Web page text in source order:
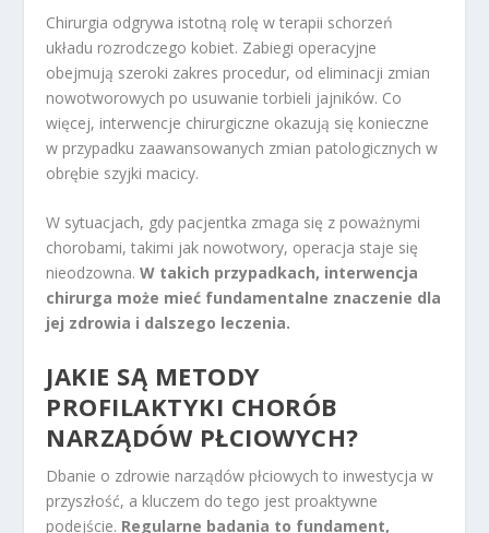
Chirurgia odgrywa istotną rolę w terapii schorzeń
układu rozrodczego kobiet. Zabiegi operacyjne
obejmują szeroki zakres procedur, od eliminacji zmian
nowotworowych po usuwanie torbieli jajników. Co
więcej, interwencje chirurgiczne okazują się konieczne
w przypadku zaawansowanych zmian patologicznych w
obrębie szyjki macicy.
W sytuacjach, gdy pacjentka zmaga się z poważnymi
chorobami, takimi jak nowotwory, operacja staje się
nieodzowna.W takich przypadkach, interwencja
chirurga może mieć fundamentalne znaczenie dla
jej zdrowia i dalszego leczenia.
JAKIE SĄ METODY
PROFILAKTYKI CHORÓB
NARZĄDÓW PŁCIOWYCH?
Dbanie o zdrowie narządów płciowych to inwestycja w
przyszłość, a kluczem do tego jest proaktywne
podejście. Regularne badania to fundament,